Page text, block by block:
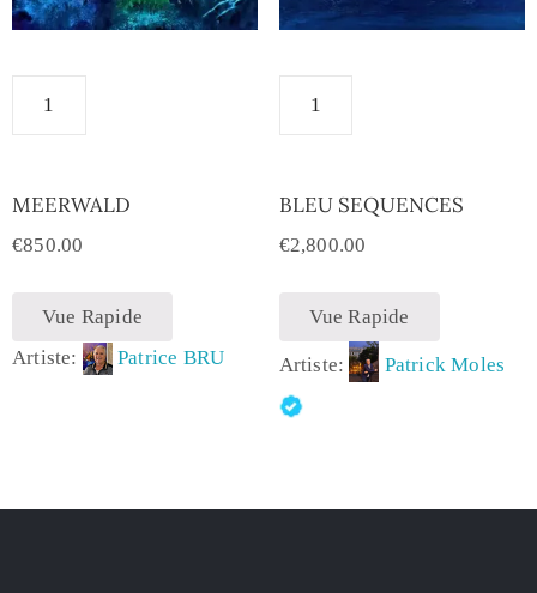
MEERWALD
€850.00
Vue Rapide
Artiste:
Patrice BRU
BLEU SEQUENCES
€2,800.00
Vue Rapide
Artiste: Patrick Moles